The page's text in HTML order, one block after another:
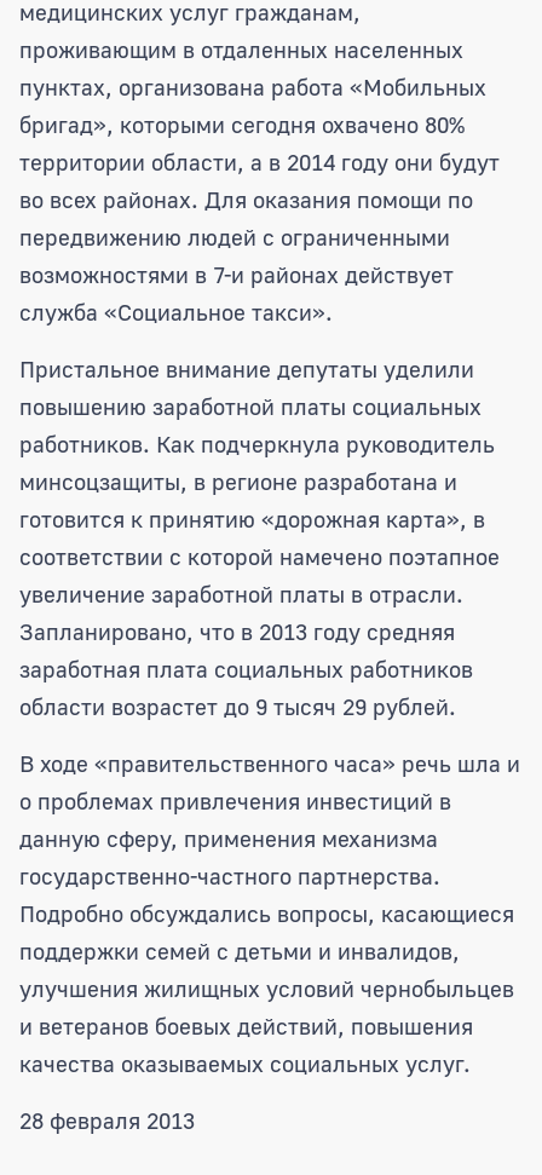
медицинских услуг гражданам,
проживающим в отдаленных населенных
пунктах, организована работа «Мобильных
бригад», которыми сегодня охвачено 80%
территории области, а в 2014 году они будут
во всех районах. Для оказания помощи по
передвижению людей с ограниченными
возможностями в 7-и районах действует
служба «Социальное такси».
Пристальное внимание депутаты уделили
повышению заработной платы социальных
работников. Как подчеркнула руководитель
минсоцзащиты, в регионе разработана и
готовится к принятию «дорожная карта», в
соответствии с которой намечено поэтапное
увеличение заработной платы в отрасли.
Запланировано, что в 2013 году средняя
заработная плата социальных работников
области возрастет до 9 тысяч 29 рублей.
В ходе «правительственного часа» речь шла и
о проблемах привлечения инвестиций в
данную сферу, применения механизма
государственно-частного партнерства.
Подробно обсуждались вопросы, касающиеся
поддержки семей с детьми и инвалидов,
улучшения жилищных условий чернобыльцев
и ветеранов боевых действий, повышения
качества оказываемых социальных услуг.
28 февраля 2013